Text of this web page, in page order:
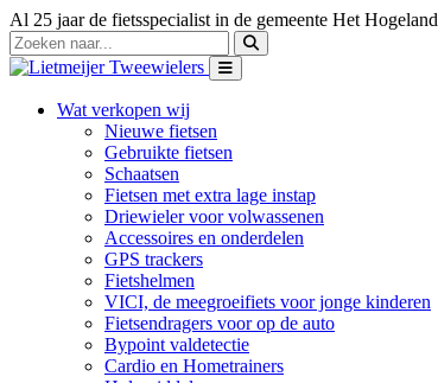
Al 25 jaar de fietsspecialist in de gemeente Het Hogeland
Wat verkopen wij
Nieuwe fietsen
Gebruikte fietsen
Schaatsen
Fietsen met extra lage instap
Driewieler voor volwassenen
Accessoires en onderdelen
GPS trackers
Fietshelmen
VICI, de meegroeifiets voor jonge kinderen
Fietsendragers voor op de auto
Bypoint valdetectie
Cardio en Hometrainers